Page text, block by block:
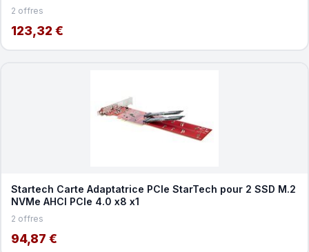
2 offres
123,32 €
Startech Carte Adaptatrice PCIe StarTech pour 2 SSD M.2
NVMe AHCI PCIe 4.0 x8 x1
2 offres
94,87 €